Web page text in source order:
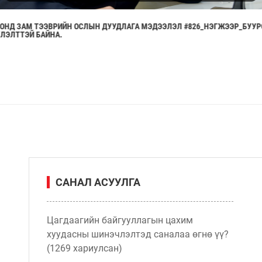
ОНД ЗАМ ТЭЭВРИЙН ОСЛЫН ДУУДЛАГА МЭДЭЭЛЭЛ
БАЙНА.
САНАЛ АСУУЛГА
Цагдаагийн байгууллагын цахим
хуудасны шинэчлэлтэд саналаа өгнө үү?
(1269 хариулсан)